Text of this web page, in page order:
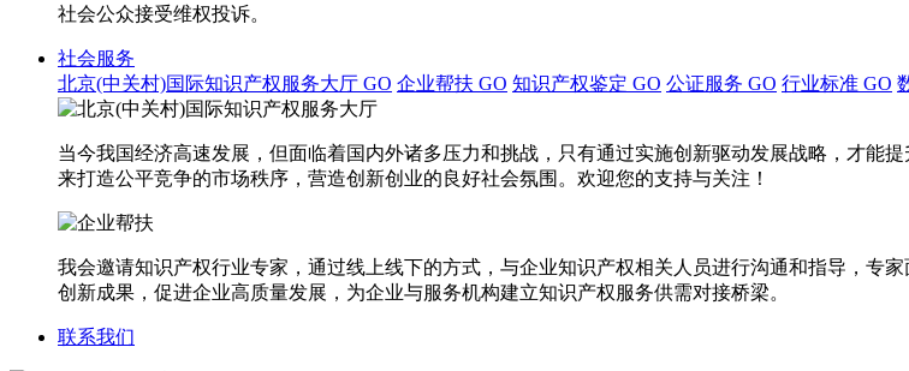
社会公众接受维权投诉。
社会服务
北京(中关村)国际知识产权服务大厅 GO 企业帮扶 GO 知识产权鉴定 GO 公证服务 GO 行业标准 GO
当今我国经济高速发展，但面临着国内外诸多压力和挑战，只有通过实施创新驱动发展战略，才能
来打造公平竞争的市场秩序，营造创新创业的良好社会氛围。欢迎您的支持与关注！
我会邀请知识产权行业专家，通过线上线下的方式，与企业知识产权相关人员进行沟通和指导，专
创新成果，促进企业高质量发展，为企业与服务机构建立知识产权服务供需对接桥梁。
联系我们